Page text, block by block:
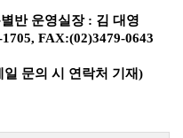
반 운영실장 : 김 대영
, FAX:(02)3479-0643
일 문의 시 연락처 기재)